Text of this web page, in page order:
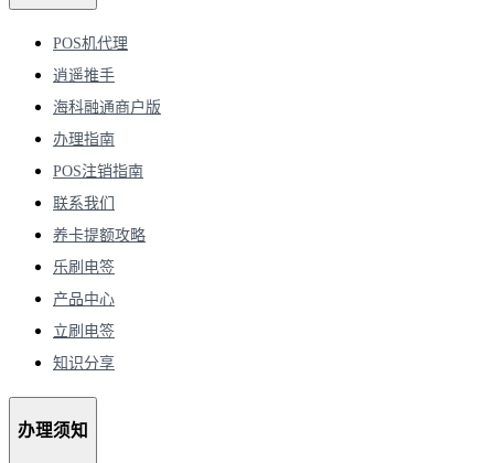
POS机代理
逍遥推手
海科融通商户版
办理指南
POS注销指南
联系我们
养卡提额攻略
乐刷电签
产品中心
立刷电签
知识分享
办理须知